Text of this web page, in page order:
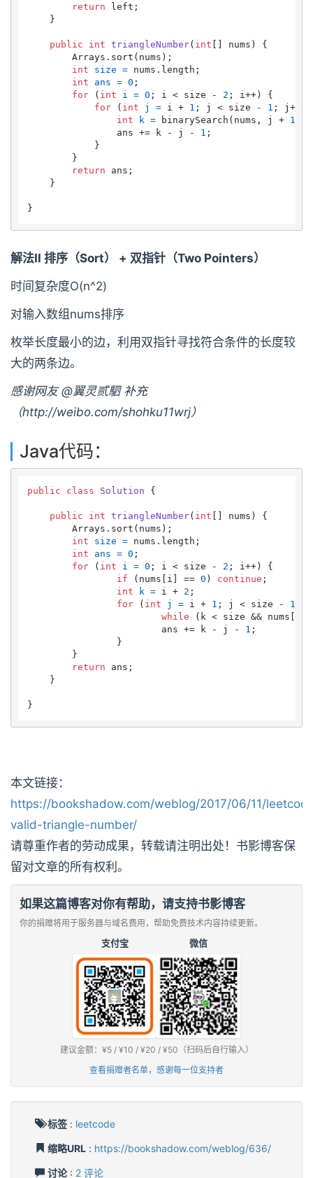
return left;
    }
public int triangleNumber( int [] nums)
{
        Arrays.sort(nums);
int
size = nums.length;
int
ans = 0 ;
for ( int i = 0 ; i < size - 2 ; i++) {
for ( int j = i + 1 ; j < size - 1 ; j++)
int
k = binarySearch(nums, j + 1
                ans += k - j -
1 ;
            }
        }
return ans;
    }
解法II 排序（Sort） + 双指针（Two Pointers）
时间复杂度O(n^2)
对输入数组nums排序
枚举长度最小的边，利用双指针寻找符合条件的长度较
大的两条边。
感谢网友 @翼灵贰駟 补充
（http://weibo.com/shohku11wrj）
Java代码：
public class Solution {
public int triangleNumber( int [] nums)
{
        Arrays.sort(nums);
int
size = nums.length;
int
ans = 0 ;
for ( int i = 0 ; i < size - 2 ; i++) {
if (nums[i] == 0 ) continue ;
int
k = i + 2 ;
for ( int j = i + 1 ; j < size - 1
while (k < size &&
        		ans += k - j -
1 ;
        }
return ans;
    }
本文链接：
https://bookshadow.com/weblog/2017/06/11/
valid-triangle-number/
请尊重作者的劳动成果，转载请注明出处！书影博客保
留对文章的所有权利。
如果这篇博客对你有帮助，请支持书影博客
你的捐赠将用于服务器与域名费用，帮助免费技术内容持续更新。
支付宝 微信
建议金额：¥5 / ¥10 / ¥20 / ¥50（扫码后自行输入）
查看捐赠者名单，感谢每一位支持者
标签 : leetcode
缩略URL : https://bookshadow.com/weblog/636/
讨论: 2 评论